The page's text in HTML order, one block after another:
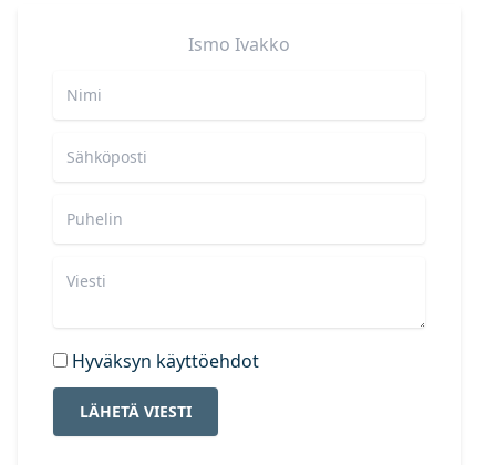
Ismo Ivakko
Hyväksyn käyttöehdot
LÄHETÄ VIESTI